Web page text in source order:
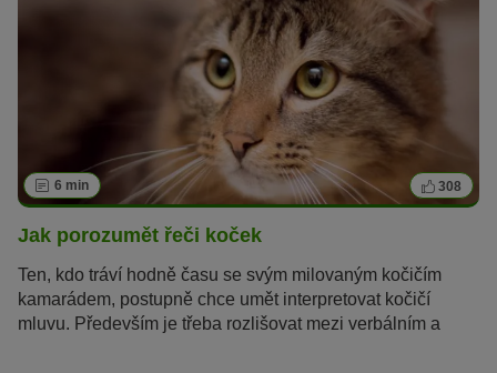
6 min 308
Jak porozumět řeči koček
Ten, kdo tráví hodně času se svým milovaným kočičím
kamarádem, postupně chce umět interpretovat kočičí
mluvu. Především je třeba rozlišovat mezi verbálním a